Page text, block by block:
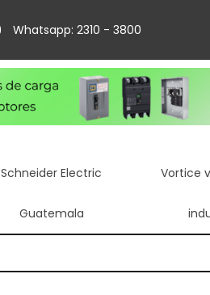
Whatsapp: 2310 - 3800
Schneider Electric
Guatemala
Vortice